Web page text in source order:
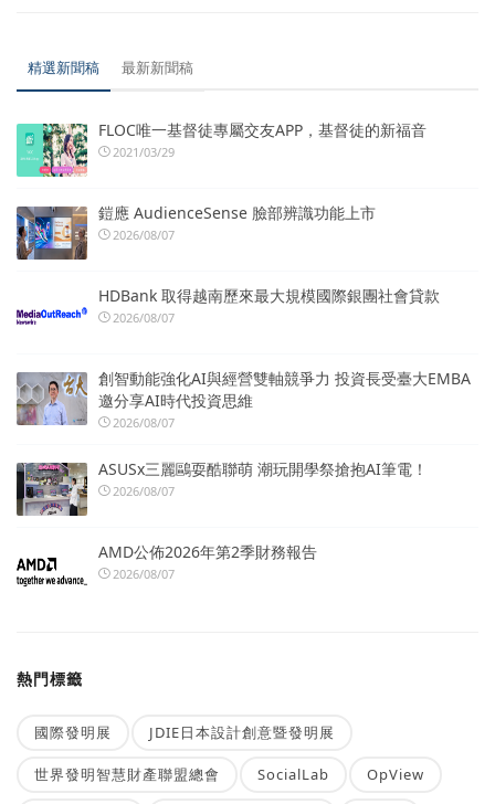
精選新聞稿 最新新聞稿
FLOC唯一基督徒專屬交友APP，基督徒的新福音
2021/03/29
鎧應 AudienceSense 臉部辨識功能上市
2026/08/07
HDBank 取得越南歷來最大規模國際銀團社會貸款
2026/08/07
創智動能強化AI與經營雙軸競爭力 投資長受臺大EMBA
邀分享AI時代投資思維
2026/08/07
ASUSx三麗鷗耍酷聯萌 潮玩開學祭搶抱AI筆電！
2026/08/07
AMD公佈2026年第2季財務報告
2026/08/07
熱門標籤
國際發明展 JDIE日本設計創意暨發明展
世界發明智慧財產聯盟總會 SocialLab OpView